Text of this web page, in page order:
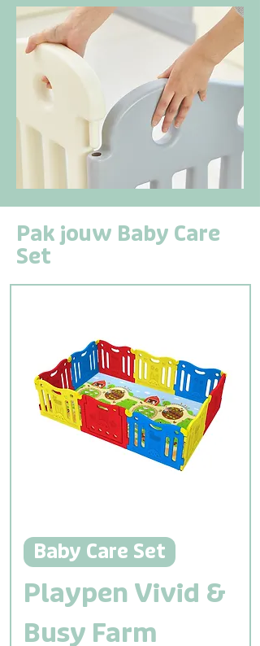
Pak jouw Baby Care
Set
Baby Care Set
Playpen Vivid &
Busy Farm